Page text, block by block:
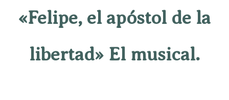
«Felipe, el apóstol de la
libertad» El musical.